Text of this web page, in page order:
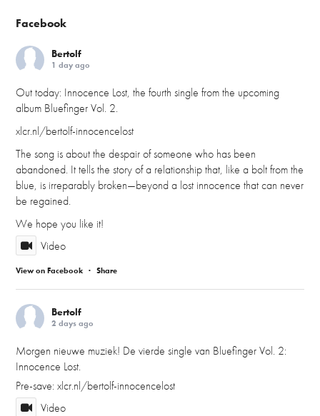
Facebook
Bertolf
1 day ago
Out today: Innocence Lost, the fourth single from the upcoming
album Bluefinger Vol. 2.
xlcr.nl/bertolf-innocencelost
The song is about the despair of someone who has been
abandoned. It tells the story of a relationship that, like a bolt from the
blue, is irreparably broken—beyond a lost innocence that can never
be regained.
We hope you like it!
Video
View on Facebook · Share
Bertolf
2 days ago
Morgen nieuwe muziek! De vierde single van Bluefinger Vol. 2:
Innocence Lost.
Pre-save:xlcr.nl/bertolf-innocencelost
Video